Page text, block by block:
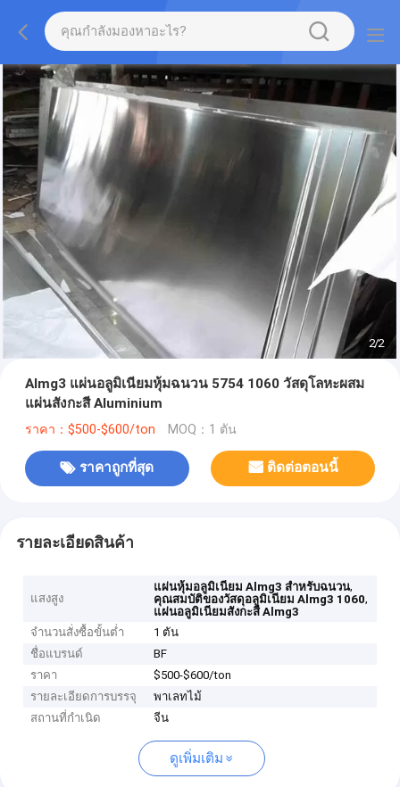
2/2
Almg3 แผ่นอลูมิเนียมหุ้มฉนวน 5754 1060 วัสดุโลหะผสม
แผ่นสังกะสี Aluminium
ราคา：$500-$600/ton MOQ：1 ตัน
ราคาถูกที่สุด ติดต่อตอนนี้
รายละเอียดสินค้า
แสงสูง
แผ่นหุ้มอลูมิเนียม Almg3 สำหรับฉนวน,
คุณสมบัติของวัสดุอลูมิเนียม Almg3 1060,
แผ่นอลูมิเนียมสังกะสี Almg3
จำนวนสั่งซื้อขั้นต่ำ
1 ตัน
ชื่อแบรนด์
BF
ราคา
$500-$600/ton
รายละเอียดการบรรจุ
พาเลทไม้
สถานที่กำเนิด
จีน
ดูเพิ่มเติม